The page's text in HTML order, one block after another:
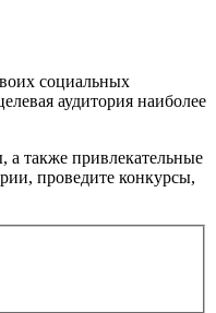
социальных
аудитория наиболее
а также привлекательные
проведите конкурсы,